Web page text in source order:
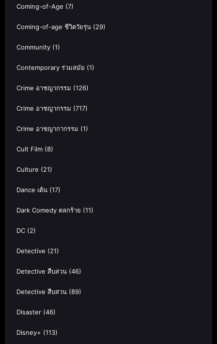
Coming-of-Age (7)
Coming-of-age ชีวิตวัยรุ่น (29)
Community (1)
Contemporary ร่วมสมัย (1)
Crime อาชญากรรม (126)
Crime อาชญากรรม (717)
Crime อาชญากากรรม (1)
Cult Film (8)
Culture (21)
Dance เต้น (17)
Dark Comedy ตลกร้าย (11)
DC (2)
Detective (21)
Detective สืบสวน (46)
Detective สืบสวน (89)
Disaster (46)
Disney+ (113)